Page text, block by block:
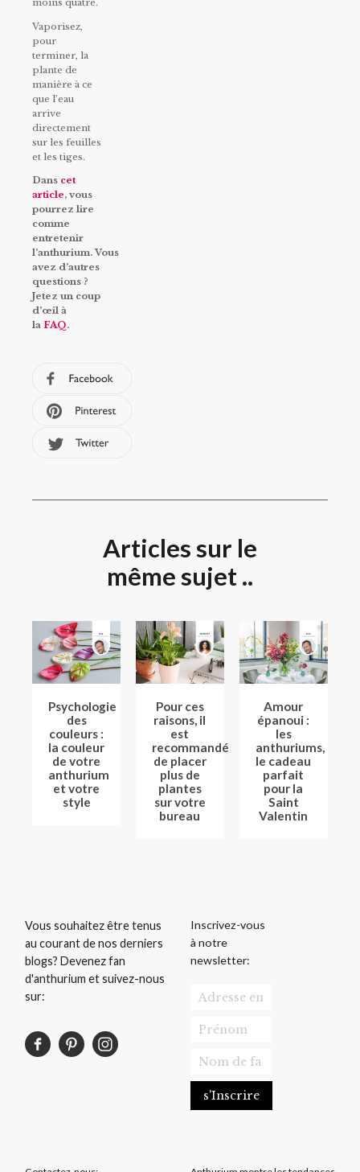
moins quatre.
Vaporisez,
pour
terminer, la
plante de
manière à ce
que l’eau
arrive
directement
sur les feuilles
et les tiges.
Dans cet
article, vous
pourrez lire
comme
entretenir
l’anthurium. Vous
avez d’autres
questions ?
Jetez un coup
d’œil à
la FAQ.
Articles sur le
même sujet ..
Psychologie
des
couleurs :
la couleur
de votre
anthurium
et votre
style
Pour ces
raisons, il
est
recommandé
de placer
plus de
plantes
sur votre
bureau
Amour
épanoui :
les
anthuriums,
le cadeau
parfait
pour la
Saint
Valentin
Vous souhaitez être tenus
au courant de nos derniers
blogs? Devenez fan
d'anthurium et suivez-nous
sur:
Inscrivez-vous
à notre
newsletter: